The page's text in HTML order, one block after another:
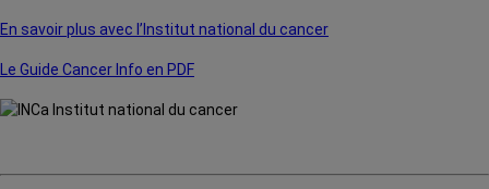
En savoir plus avec l’Institut national du cancer
Le Guide Cancer Info en PDF